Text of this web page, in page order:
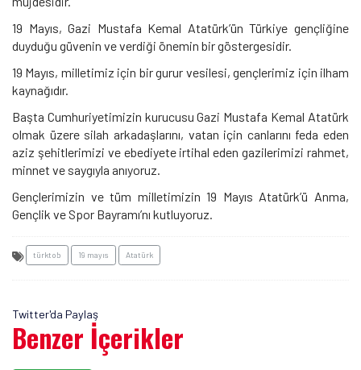
19 Mayıs, Gazi Mustafa Kemal Atatürk’ün Türkiye gençliğine
duyduğu güvenin ve verdiği önemin bir göstergesidir.
19 Mayıs, milletimiz için bir gurur vesilesi, gençlerimiz için ilham
kaynağıdır.
Başta Cumhuriyetimizin kurucusu Gazi Mustafa Kemal Atatürk
olmak üzere silah arkadaşlarını, vatan için canlarını feda eden
aziz şehitlerimizi ve ebediyete irtihal eden gazilerimizi rahmet,
minnet ve saygıyla anıyoruz.
Gençlerimizin ve tüm milletimizin 19 Mayıs Atatürk’ü Anma,
Gençlik ve Spor Bayramı’nı kutluyoruz.
türktob 19 mayıs Atatürk
Twitter'da Paylaş
Benzer İçerikler